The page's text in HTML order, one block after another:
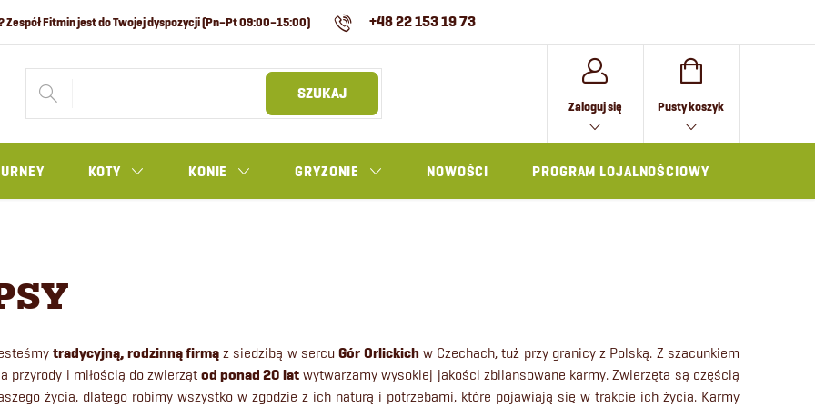
+48 22 153 19 73
SZUKAJ
Zaloguj się KOSZYK
Pusty koszyk
KOTY KONIE GRYZONIE NOWOŚCI PROGRAM LOJALNOŚCIOWY
tradycyjną, rodzinną firmąz siedzibą w sercuGór Orlickichw Czechach, tuż przy granicy z Polską. Z szacunkiem
przyrody i miłością do zwierząt od ponad 20 latwytwarzamy wysokiej jakości zbilansowane karmy. Zwierzęta są częścią
życia, dlatego robimy wszystko w zgodzie z ich naturą i potrzebami, które pojawiają się w trakcie ich życia. Karmy